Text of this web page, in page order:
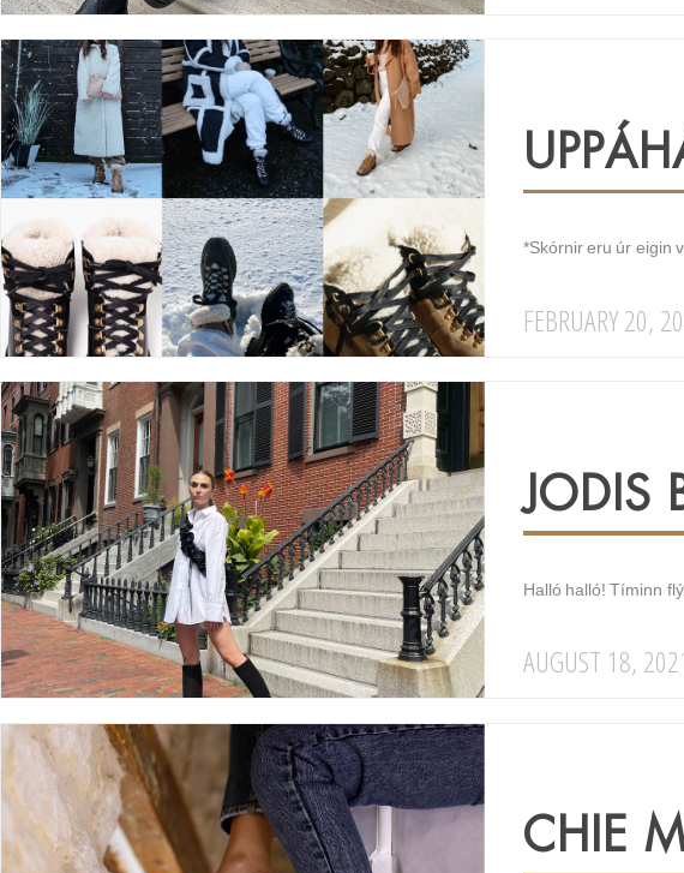
*Skórnir eru úr eigin
FEBRUARY 20,
JODIS
Halló halló! Tíminn
AUGUST 18,
CHIE